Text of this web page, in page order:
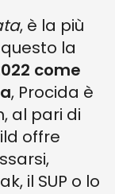
, è la più
la
come
, Procida è
al pari di
offre
il SUP o lo